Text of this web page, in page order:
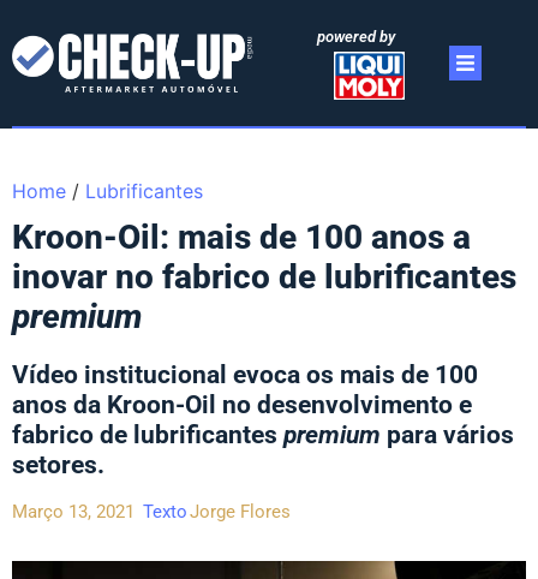
powered by
Home / Lubrificantes
Kroon-Oil: mais de 100 anos a
inovar no fabrico de lubrificantes
premium
Vídeo institucional evoca os mais de 100
anos da Kroon-Oil no desenvolvimento e
fabrico de lubrificantes premium para vários
setores.
Março 13, 2021 TextoJorge Flores